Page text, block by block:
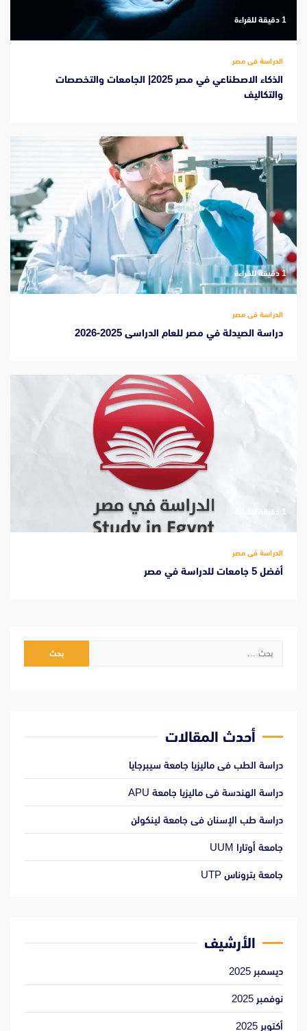
‫1 دقيقة للقراءة
الدراسة فى مصر
الذكاء الاصطناعي في مصر 2025| الجامعات والتخصصات
والتكاليف
‫1 دقيقة للقراءة
الدراسة فى مصر
دراسة الصيدلة في مصر للعام الدراسى 2025-2026
‫1 دقيقة للقراءة
الدراسة فى مصر
أفضل 5 جامعات للدراسة في مصر
البحث
أحدث المقالات
دراسة الطب فى ماليزيا جامعة سيبرجايا
دراسة الهندسة فى ماليزيا جامعة APU
دراسة طب الإسنان فى جامعة لينكولن
جامعة أوتارا UUM
جامعة بتروناس UTP
الأرشيف
ديسمبر 2025
نوفمبر 2025
أكتوبر 2025